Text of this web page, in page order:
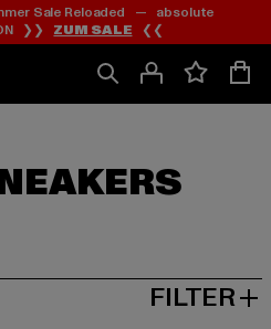
Zum
Inhalt
springen
Zum
Fußzeile
springen
Sale Reloaded — absolute
❯❯ ZUM SALE ❮❮
Zum
Produktraster
springen
FILTER